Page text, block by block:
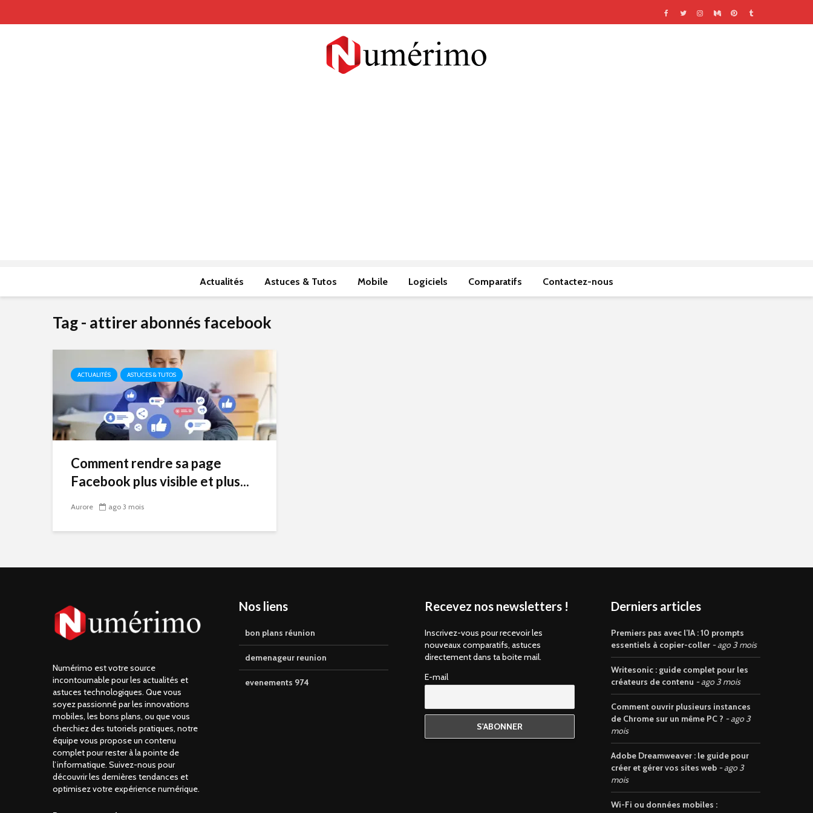
Actualités Astuces & Tutos Mobile Logiciels Comparatifs Contactez-nous
Tag - attirer abonnés facebook
ACTUALITÉS ASTUCES & TUTOS
Comment rendre sa page
Facebook plus visible et plus...
Aurore ago 3 mois
Numérimo est votre source
incontournable pour les actualités et
astuces technologiques. Que vous
soyez passionné par les innovations
mobiles, les bons plans, ou que vous
cherchiez des tutoriels pratiques, notre
équipe vous propose un contenu
complet pour rester à la pointe de
l’informatique. Suivez-nous pour
découvrir les dernières tendances et
optimisez votre expérience numérique.
Nos liens
bon plans réunion
demenageur reunion
evenements 974
Recevez nos newsletters !
Inscrivez-vous pour recevoir les
nouveaux comparatifs, astuces
directement dans ta boite mail.
E-mail
Derniers articles
Premiers pas avec l’IA : 10 prompts
essentiels à copier-coller
ago 3 mois
Writesonic : guide complet pour les
créateurs de contenu
ago 3 mois
Comment ouvrir plusieurs instances
de Chrome sur un même PC ?
ago 3
mois
Adobe Dreamweaver : le guide pour
créer et gérer vos sites web
ago 3
mois
Wi-Fi ou données mobiles :